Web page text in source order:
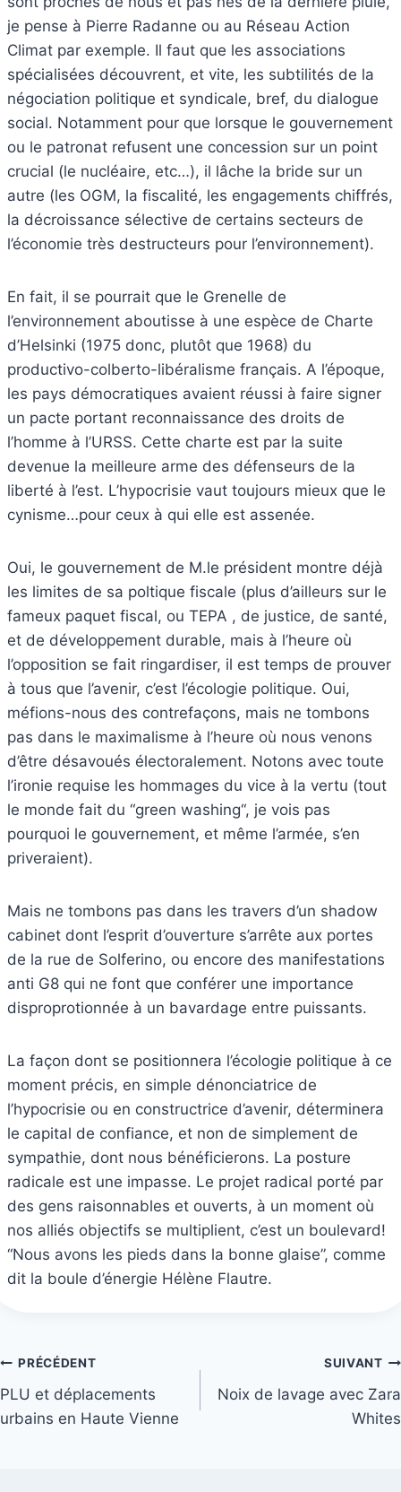
je pense à Pierre Radanne ou au Réseau Action
Climat par exemple. Il faut que les associations
spécialisées découvrent, et vite, les subtilités de la
négociation politique et syndicale, bref, du dialogue
social. Notamment pour que lorsque le gouvernement
ou le patronat refusent une concession sur un point
crucial (le nucléaire, etc…), il lâche la bride sur un
autre (les OGM, la fiscalité, les engagements chiffrés,
la décroissance sélective de certains secteurs de
l’économie très destructeurs pour l’environnement).
En fait, il se pourrait que le Grenelle de
l’environnement aboutisse à une espèce de Charte
d’Helsinki (1975 donc, plutôt que 1968) du
productivo-colberto-libéralisme français. A l’époque,
les pays démocratiques avaient réussi à faire signer
un pacte portant reconnaissance des droits de
l’homme à l’URSS. Cette charte est par la suite
devenue la meilleure arme des défenseurs de la
liberté à l’est. L’hypocrisie vaut toujours mieux que le
cynisme…pour ceux à qui elle est assenée.
Oui, le gouvernement de M.le président montre déjà
les limites de sa poltique fiscale (plus d’ailleurs sur le
fameux paquet fiscal, ou TEPA , de justice, de santé,
et de développement durable, mais à l’heure où
l’opposition se fait ringardiser, il est temps de prouver
à tous que l’avenir, c’est l’écologie politique. Oui,
méfions-nous des contrefaçons, mais ne tombons
pas dans le maximalisme à l’heure où nous venons
d’être désavoués électoralement. Notons avec toute
l’ironie requise les hommages du vice à la vertu (tout
le monde fait du “green washing“, je vois pas
pourquoi le gouvernement, et même l’armée, s’en
priveraient).
Mais ne tombons pas dans les travers d’un shadow
cabinet dont l’esprit d’ouverture s’arrête aux portes
de la rue de Solferino, ou encore des manifestations
anti G8 qui ne font que conférer une importance
disproprotionnée à un bavardage entre puissants.
La façon dont se positionnera l’écologie politique à ce
moment précis, en simple dénonciatrice de
l’hypocrisie ou en constructrice d’avenir, déterminera
le capital de confiance, et non de simplement de
sympathie, dont nous bénéficierons. La posture
radicale est une impasse. Le projet radical porté par
des gens raisonnables et ouverts, à un moment où
nos alliés objectifs se multiplient, c’est un boulevard!
“Nous avons les pieds dans la bonne glaise”, comme
dit la boule d’énergie Hélène Flautre.
Navigation
de
PRÉCÉDENT
PLU et déplacements
urbains en Haute Vienne
SUIVANT
Noix de lavage avec Zara
Whites